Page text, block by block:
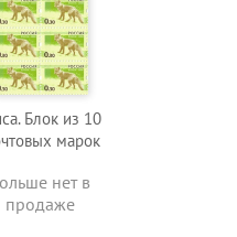
Блок из 10
марок
нет в
продаже